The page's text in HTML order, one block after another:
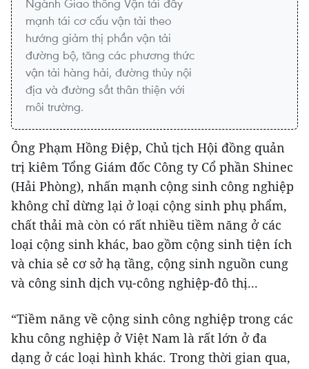
mạnh tái cơ cấu vận tải theo
hướng giảm thị phần vận tải
đường bộ, tăng các phương thức
vận tải hàng hải, đường thủy nội
địa và đường sắt thân thiện với
môi trường.
Ông Phạm Hồng Điệp, Chủ tịch Hội đồng quản
trị kiêm Tổng Giám đốc Công ty Cổ phần Shinec
(Hải Phòng), nhấn mạnh cộng sinh công nghiệp
không chỉ dừng lại ở loại cộng sinh phụ phẩm,
chất thải mà còn có rất nhiều tiềm năng ở các
loại cộng sinh khác, bao gồm cộng sinh tiện ích
và chia sẻ cơ sở hạ tầng, cộng sinh nguồn cung
và công sinh dịch vụ-công nghiệp-đô thị...
“Tiềm năng về cộng sinh công nghiệp trong các
khu công nghiệp ở Việt Nam là rất lớn ở đa
dạng ở các loại hình khác. Trong thời gian qua,